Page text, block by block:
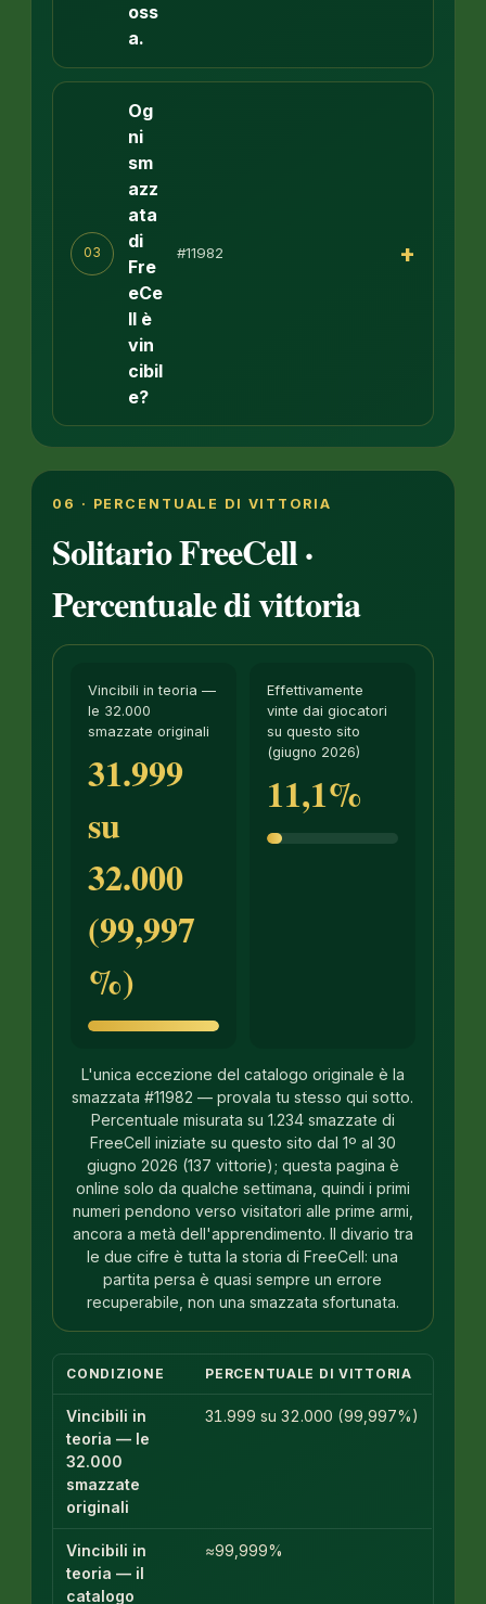
oss
a.
03
Og
ni
sm
azz
ata
di
Fre
eCe
ll è
vin
cibil
e?
#11982 +
06 · PERCENTUALE DI VITTORIA
Solitario FreeCell ·
Percentuale di vittoria
Vincibili in teoria —
le 32.000
smazzate originali
31.999
su
32.000
(99,997
%)
Effettivamente
vinte dai giocatori
su questo sito
(giugno 2026)
11,1%
L'unica eccezione del catalogo originale è la
smazzata #11982 — provala tu stesso qui sotto.
Percentuale misurata su 1.234 smazzate di
FreeCell iniziate su questo sito dal 1º al 30
giugno 2026 (137 vittorie); questa pagina è
online solo da qualche settimana, quindi i primi
numeri pendono verso visitatori alle prime armi,
ancora a metà dell'apprendimento. Il divario tra
le due cifre è tutta la storia di FreeCell: una
partita persa è quasi sempre un errore
recuperabile, non una smazzata sfortunata.
CONDIZIONE PERCENTUALE DI VITTORIA
Vincibili in
teoria — le
32.000
smazzate
originali
31.999 su 32.000 (99,997%)
Vincibili in
teoria — il
catalogo
≈99,999%